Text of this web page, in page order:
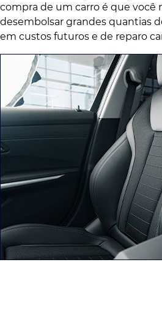
compra de um carro é que você
desembolsar grandes quantias
em custos futuros e de reparo